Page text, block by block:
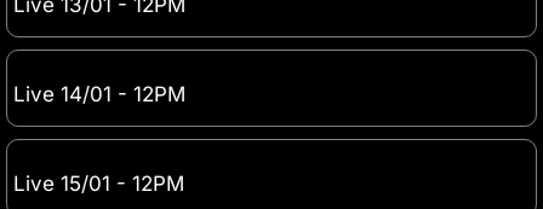
Live 14/01 - 12PM
Live 15/01 - 12PM